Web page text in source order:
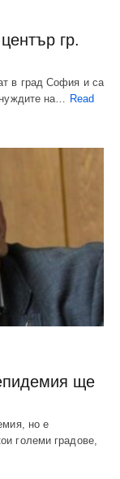
гр.
в град София и са
на… Read
ще
но е
големи градове,